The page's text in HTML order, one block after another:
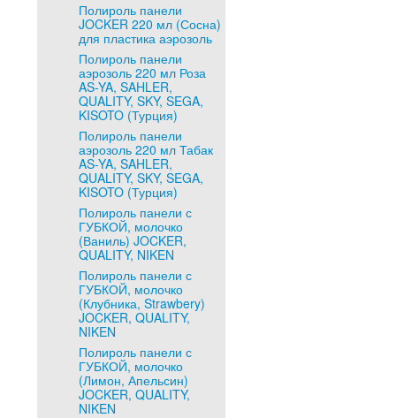
Полироль панели
JOCKER 220 мл (Сосна)
для пластика аэрозоль
Полироль панели
аэрозоль 220 мл Роза
AS-YA, SAHLER,
QUALITY, SKY, SEGA,
KISOTO (Турция)
Полироль панели
аэрозоль 220 мл Табак
AS-YA, SAHLER,
QUALITY, SKY, SEGA,
KISOTO (Турция)
Полироль панели с
ГУБКОЙ, молочко
(Ваниль) JOCKER,
QUALITY, NIKEN
Полироль панели с
ГУБКОЙ, молочко
(Клубника, Strawbery)
JOCKER, QUALITY,
NIKEN
Полироль панели с
ГУБКОЙ, молочко
(Лимон, Апельсин)
JOCKER, QUALITY,
NIKEN